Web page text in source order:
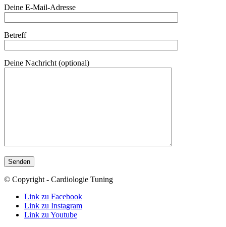
Deine E-Mail-Adresse
Betreff
Deine Nachricht (optional)
© Copyright - Cardiologie Tuning
Link zu Facebook
Link zu Instagram
Link zu Youtube